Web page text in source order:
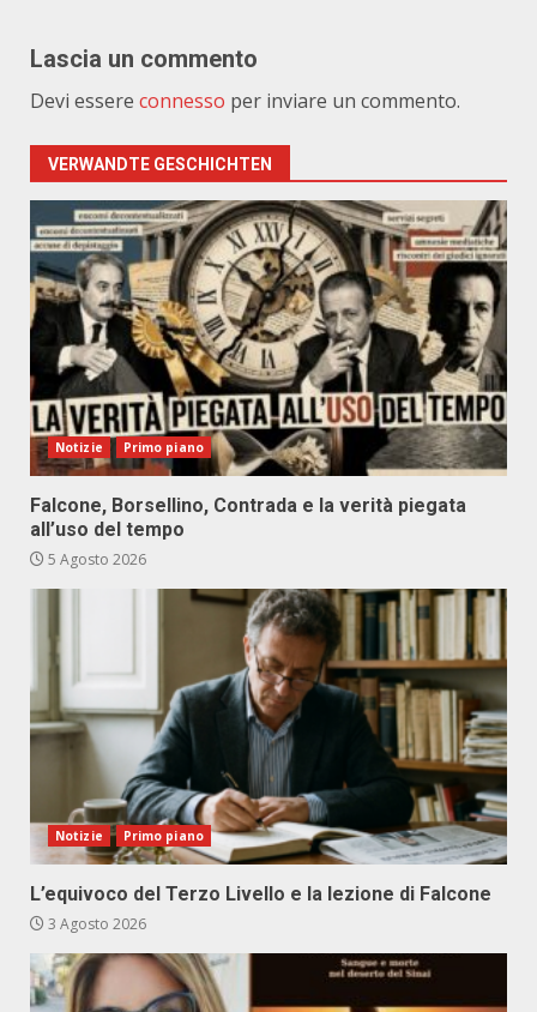
Lascia un commento
Devi essere connesso per inviare un commento.
VERWANDTE GESCHICHTEN
Notizie Primo piano
Falcone, Borsellino, Contrada e la verità piegata
all’uso del tempo
5 Agosto 2026
Notizie Primo piano
L’equivoco del Terzo Livello e la lezione di Falcone
3 Agosto 2026